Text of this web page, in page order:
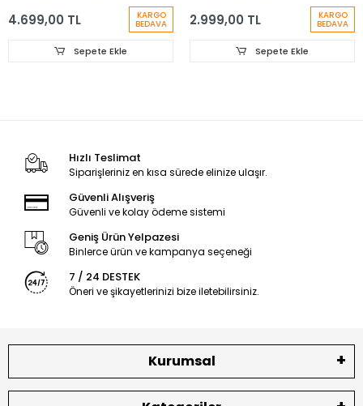
Kutusu Üçlü Set -
Suluk&Matara Hediye
4.699,00 TL KARGO
BEDAVA
Sepete Ekle
Çantası - 500 Ml Suluk
2.999,00 TL KARGO
BEDAVA
Sepete Ekle
Hızlı Teslimat
Siparişleriniz en kısa sürede elinize ulaşır.
Güvenli Alışveriş
Güvenli ve kolay ödeme sistemi
Geniş Ürün Yelpazesi
Binlerce ürün ve kampanya seçeneği
7 / 24 DESTEK
Öneri ve şikayetlerinizi bize iletebilirsiniz.
Kurumsal